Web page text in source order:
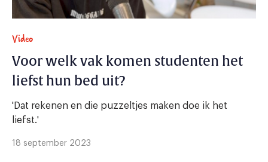
Video
Voor welk vak komen studenten het
liefst hun bed uit?
'Dat rekenen en die puzzeltjes maken doe ik het
liefst.'
18 september 2023